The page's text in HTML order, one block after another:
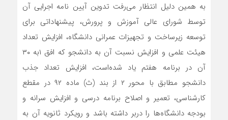
به همین دلیل انتظار می‌رفت تدوین آیین نامه اجرایی آن
توسط شورای عالی آموزش و پرورش، پیشنهاداتی برای
توسعه زیرساخت و تجهیزات عمرانی دانشگاه، افزایش تعداد
هیئت علمی و افزایش نسبت آن به دانشجو که افق ۱به ۳۰
آن در برنامه هفتم یاد شده‌است، افزایش تعداد جذب
دانشجو مطابق با محور ۲ از بند (ث) ماده ۹۲ در مقطع
کارشناسی، تعمیر و اصلاح برنامه درسی و افزایش سرانه و
بودجه دانشگاه‌ها را دربر داشته باشد و رویکرد ثانویه آن به